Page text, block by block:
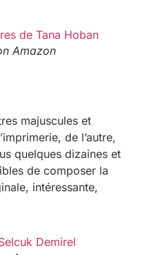
Amazon
majuscules et
de l’autre,
quelques dizaines et
de composer la
intéressante,